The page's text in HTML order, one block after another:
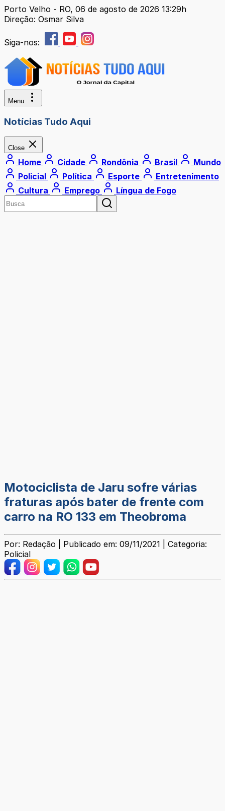
Porto Velho - RO, 06 de agosto de 2026 13:29h
Direção: Osmar Silva
Siga-nos:
Menu
Notícias Tudo Aqui
Close
Home Cidade Rondônia Brasil
Mundo
Policial
Política Esporte
Entretenimento
Cultura
Emprego Língua de Fogo
Motociclista de Jaru sofre várias
fraturas após bater de frente com
carro na RO 133 em Theobroma
Por: Redação | Publicado em: 09/11/2021 | Categoria:
Policial